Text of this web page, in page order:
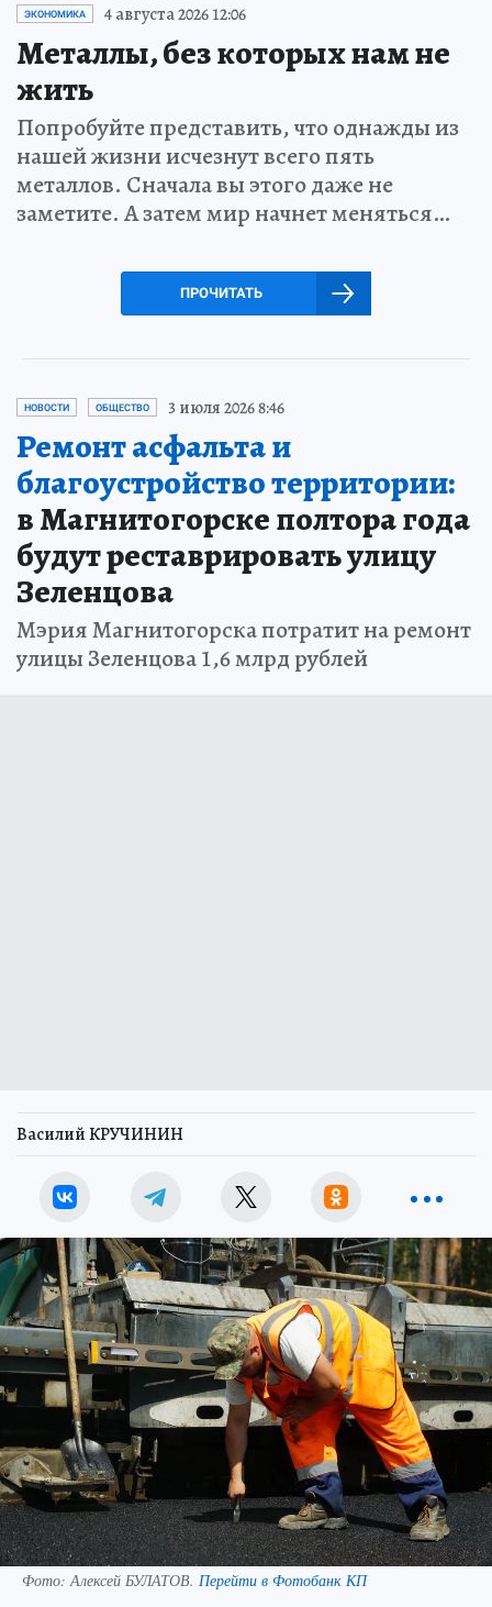
ЭКОНОМИКА 4 августа 2026 12:06
Металлы, без которых нам не
жить
Попробуйте представить, что однажды из
нашей жизни исчезнут всего пять
металлов. Сначала вы этого даже не
заметите. А затем мир начнет меняться…
ПРОЧИТАТЬ
НОВОСТИ ОБЩЕСТВО 3 июля 2026 8:46
Ремонт асфальта и
благоустройство территории:
в Магнитогорске полтора года
будут реставрировать улицу
Зеленцова
Мэрия Магнитогорска потратит на ремонт
улицы Зеленцова 1,6 млрд рублей
Василий КРУЧИНИН
Фото:Алексей БУЛАТОВ. Перейти в Фотобанк КП